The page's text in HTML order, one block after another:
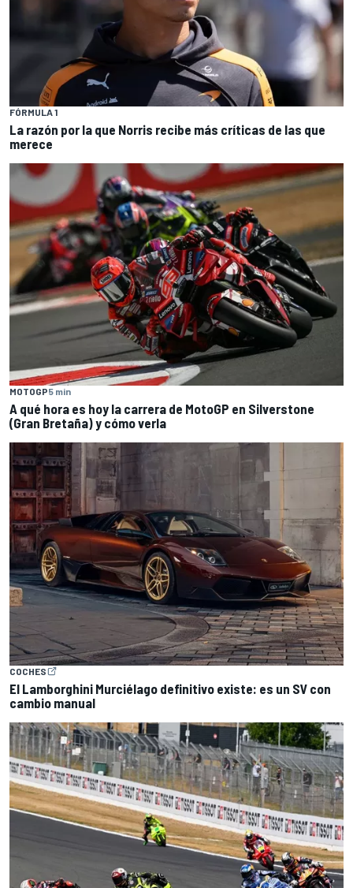
FÓRMULA 1
La razón por la que Norris recibe más críticas de las que
merece
MOTOGP5 min
A qué hora es hoy la carrera de MotoGP en Silverstone
(Gran Bretaña) y cómo verla
COCHES
El Lamborghini Murciélago definitivo existe: es un SV con
cambio manual